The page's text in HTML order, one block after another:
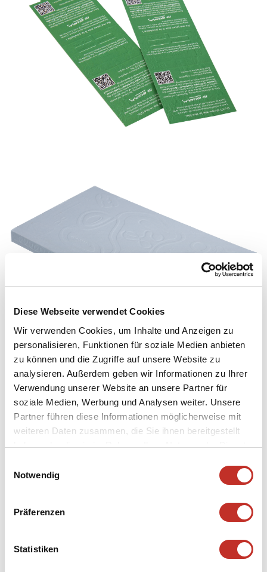
Diese Webseite verwendet Cookies
Wir verwenden Cookies, um Inhalte und Anzeigen zu
personalisieren, Funktionen für soziale Medien anbieten
zu können und die Zugriffe auf unsere Website zu
analysieren. Außerdem geben wir Informationen zu Ihrer
Verwendung unserer Website an unsere Partner für
soziale Medien, Werbung und Analysen weiter. Unsere
Partner führen diese Informationen möglicherweise mit
weiteren Daten zusammen, die Sie ihnen bereitgestellt
haben oder die sie im Rahmen Ihrer Nutzung der Dienste
Notwendig
Präferenzen
Statistiken
AMÉLIOREZ VOS PRODUITS AVEC UNE TOUCHE
SPÉCIALE
Qu'il s'agisse de lignes fines, de structures discrètes ou de
reliefs marqués, les gaufrages confèrent à vos imprimés
visible, mais également perceptible. Ils attirent
l'attention, placent des accents ciblés et soulignent le
monde de plus en plus numérique, de tels
ennoblissements haptiques offrent une expérience qui
Nous vous aidons volontiers à trouver la technique